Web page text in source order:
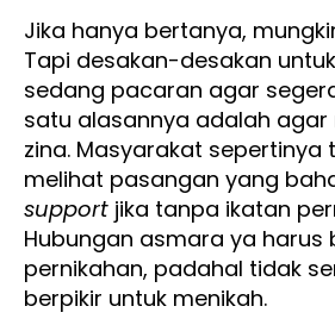
Jika hanya bertanya,
Tapi desakan-desakan
sedang pacaran agar
satu alasannya adalah agar
zina. Masyarakat sepertinya
melihat pasangan yang
support jika tanpa ikatan
Hubungan asmara ya harus
pernikahan, padahal tidak
berpikir untuk menikah.